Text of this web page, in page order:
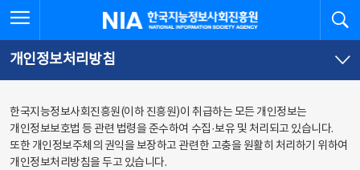
바로가기
바로가기
한국지능정보사회진흥원
개인정보처리방침
한국지능정보사회진흥원(이하 진흥원)이 취급하는 모든 개인정보는
개인정보보호법 등 관련 법령을 준수하여 수집·보유 및 처리되고 있습니다.
또한 개인정보주체의 권익을 보장하고 관련한 고충을 원활히 처리하기 위하여
개인정보처리방침을 두고 있습니다.